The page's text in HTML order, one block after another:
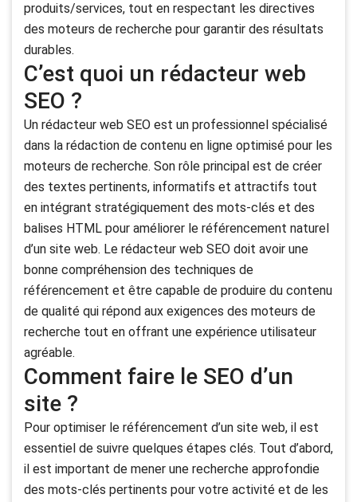
produits/services, tout en respectant les directives
des moteurs de recherche pour garantir des résultats
durables.
C’est quoi un rédacteur web
SEO ?
Un rédacteur web SEO est un professionnel spécialisé
dans la rédaction de contenu en ligne optimisé pour les
moteurs de recherche. Son rôle principal est de créer
des textes pertinents, informatifs et attractifs tout
en intégrant stratégiquement des mots-clés et des
balises HTML pour améliorer le référencement naturel
d’un site web. Le rédacteur web SEO doit avoir une
bonne compréhension des techniques de
référencement et être capable de produire du contenu
de qualité qui répond aux exigences des moteurs de
recherche tout en offrant une expérience utilisateur
agréable.
Comment faire le SEO d’un
site ?
Pour optimiser le référencement d’un site web, il est
essentiel de suivre quelques étapes clés. Tout d’abord,
il est important de mener une recherche approfondie
des mots-clés pertinents pour votre activité et de les